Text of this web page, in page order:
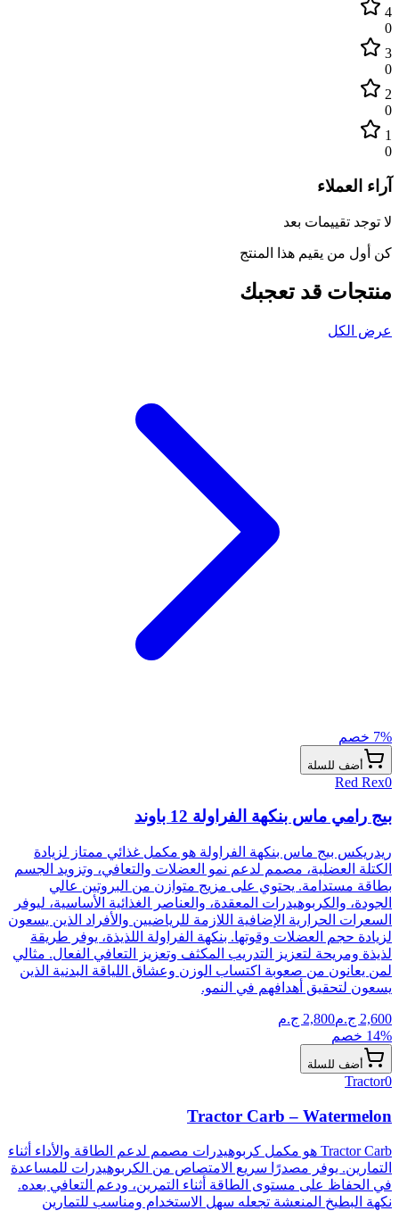
4
0
3
0
2
0
1
0
آراء العملاء
لا توجد تقييمات بعد
كن أول من يقيم هذا المنتج
منتجات قد تعجبك
عرض الكل
7% خصم
أضف للسلة
Red Rex0
بيج رامي ماس بنكهة الفراولة 12 باوند
ريدريكس بيج ماس بنكهة الفراولة هو مكمل غذائي ممتاز لزيادة
الكتلة العضلية، مصمم لدعم نمو العضلات والتعافي، وتزويد الجسم
بطاقة مستدامة. يحتوي على مزيج متوازن من البروتين عالي
الجودة، والكربوهيدرات المعقدة، والعناصر الغذائية الأساسية، ليوفر
السعرات الحرارية الإضافية اللازمة للرياضيين والأفراد الذين يسعون
لزيادة حجم العضلات وقوتها. بنكهة الفراولة اللذيذة، يوفر طريقة
لذيذة ومريحة لتعزيز التدريب المكثف وتعزيز التعافي الفعال. مثالي
لمن يعانون من صعوبة اكتساب الوزن وعشاق اللياقة البدنية الذين
يسعون لتحقيق أهدافهم في النمو.
2,600 ج.م2,800 ج.م
14% خصم
أضف للسلة
Tractor0
Tractor Carb – Watermelon
Tractor Carb هو مكمل كربوهيدرات مصمم لدعم الطاقة والأداء أثناء
التمارين. يوفر مصدرًا سريع الامتصاص من الكربوهيدرات للمساعدة
في الحفاظ على مستوى الطاقة أثناء التمرين، ودعم التعافي بعده.
نكهة البطيخ المنعشة تجعله سهل الاستخدام ومناسب للتمارين